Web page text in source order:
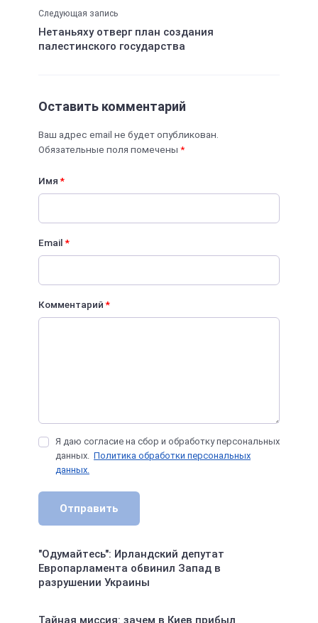
Следующая запись
Нетаньяху отверг план создания
палестинского государства
Оставить комментарий
Ваш адрес email не будет опубликован.
Обязательные поля помечены *
Имя*
Email*
Комментарий*
Я даю согласие на сбор и обработку персональных
данных. Политика обработки персональных
данных.
Отправить
"Одумайтесь": Ирландский депутат
Европарламента обвинил Запад в
разрушении Украины
Тайная миссия: зачем в Киев прибыл